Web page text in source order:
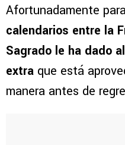
Afortunadamente
calendarios entre la
Sagrado le ha dado
extra que está
manera antes de